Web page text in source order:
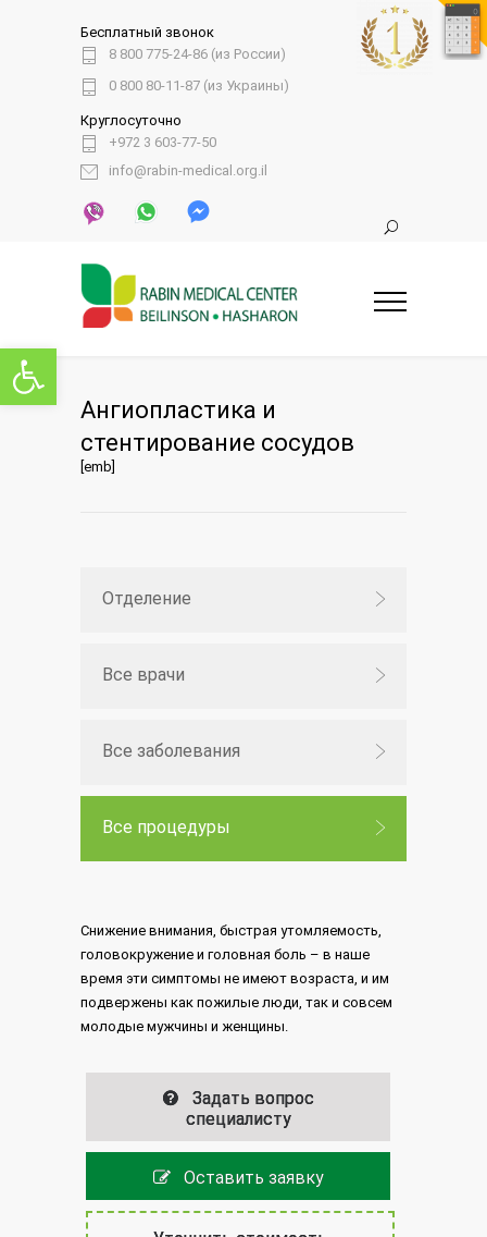
Открыть панель инструментов
Бесплатный звонок
8 800 775-24-86 (из России)
0 800 80-11-87 (из Украины)
Круглосуточно
+972 3 603-77-50
info@rabin-medical.org.il
Ангиопластика и
стентирование сосудов
[emb]
Отделение
Все врачи
Все заболевания
Все процедуры
Снижение внимания, быстрая утомляемость,
головокружение и головная боль – в наше
время эти симптомы не имеют возраста, и им
подвержены как пожилые люди, так и совсем
молодые мужчины и женщины.
Задать вопрос
специалисту
Оставить заявку